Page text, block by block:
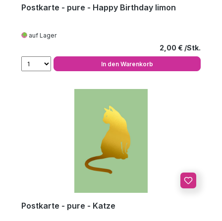
Postkarte - pure - Happy Birthday limon
auf Lager
Regulärer
2,00 €
In den Warenkorb
Postkarte - pure - Katze